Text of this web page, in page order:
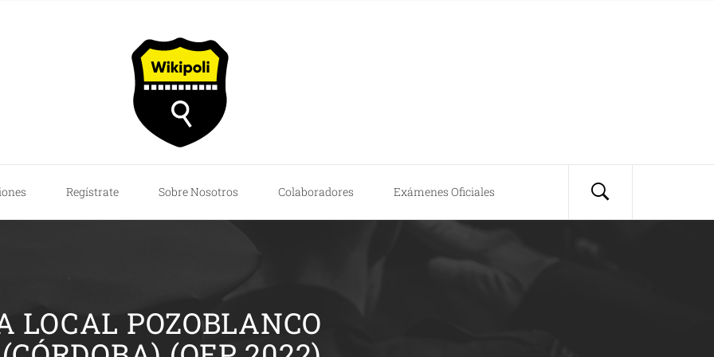
Regístrate Sobre Nosotros Colaboradores Exámenes Oficiales
LOCAL POZOBLANCO